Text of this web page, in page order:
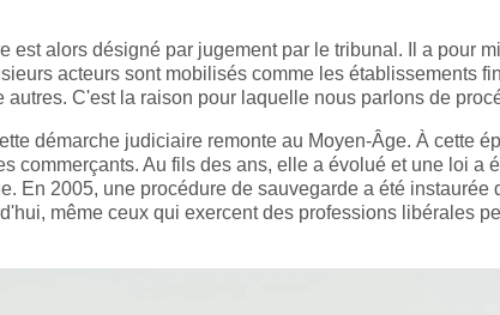
est alors désigné par jugement par le tribunal. Il a pour
acteurs sont mobilisés comme les établissements
autres. C'est la raison pour laquelle nous parlons de
démarche judiciaire remonte au Moyen-Âge. À cette
commerçants. Au fils des ans, elle a évolué et une loi a
En 2005, une procédure de sauvegarde a été instaurée
même ceux qui exercent des professions libérales